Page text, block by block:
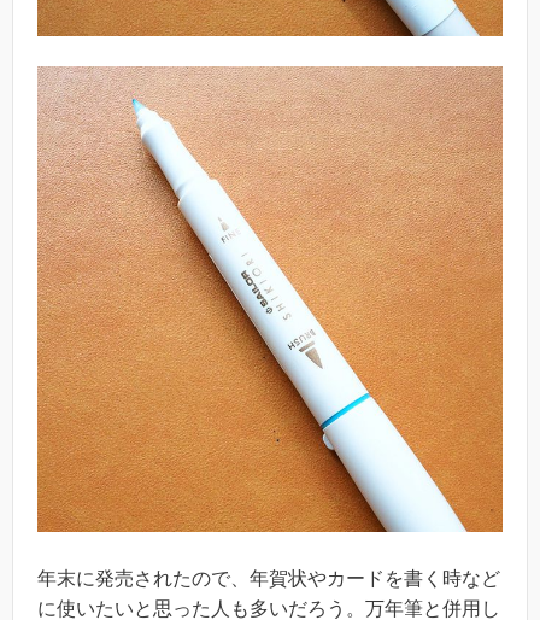
年末に発売されたので、年賀状やカードを書く時など
に使いたいと思った人も多いだろう。万年筆と併用し